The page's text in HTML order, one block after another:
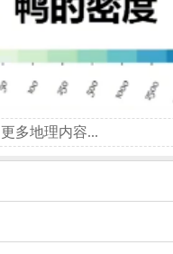
更多地理内容...